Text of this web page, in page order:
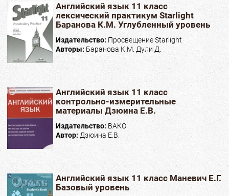
Английский язык 11 класс
лексический практикум Starlight
Баранова К.М. Углубленный уровень
Издательство: Просвещение Starlight
Авторы: Баранова К.М. Дули Д.
Английский язык 11 класс
контрольно-измерительные
материалы Дзюина Е.В.
Издательство: ВАКО
Автор: Дзюина Е.В.
Английский язык 11 класс Маневич Е.Г.
Базовый уровень